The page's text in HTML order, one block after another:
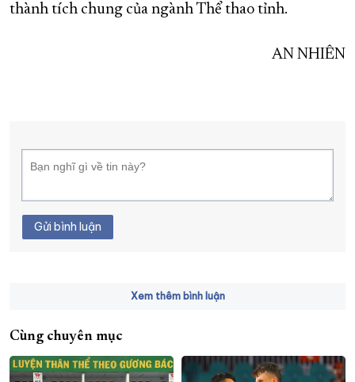
thành tích chung của ngành Thể thao tỉnh.
AN NHIÊN
Gửi bình luận
Xem thêm bình luận
Cùng chuyên mục